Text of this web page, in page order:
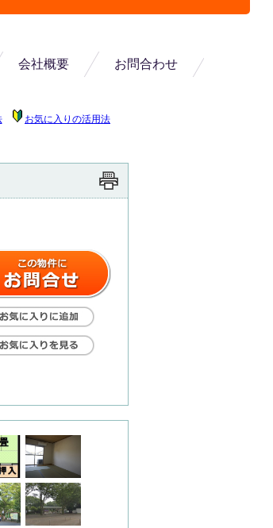
会社概要 お問合わせ
お気に入りの活用法